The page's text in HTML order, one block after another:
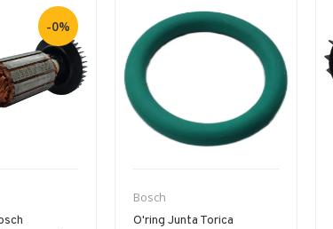
-0%
Bosch
O'ring Junta Torica